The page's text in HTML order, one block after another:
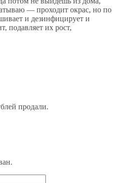
— проходит окрас, но по
и дезинфицирует и
подавляет их рост,
продали.